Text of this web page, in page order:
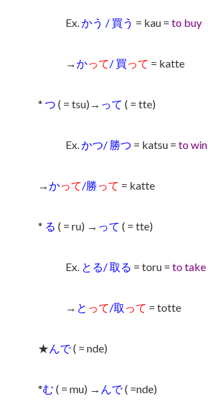
Ex. かう / 買う = kau = to buy
→かって/ 買って = katte
* つ ( = tsu)→ って ( = tte)
Ex. かつ/ 勝つ = katsu = to win
→かって/勝って = katte
* る ( = ru) → って ( = tte)
Ex. とる/ 取る = toru = to take
→ と って/取 って = totte
★んで( = nde)
*む ( = mu) → んで( =nde)